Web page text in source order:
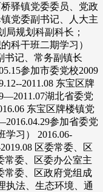
驿镇党委委员、党政
党委副书记、人大主
局规划科副科长；
科干班二期学习）
书记、常务副镇长
参加市委党校2009
2011.08 东宝区牌
湖北省委党
东宝区牌楼镇党
参加省委党
学习） 2016.06-
区委常委、区
常委、区委办公室主
常委、区政府党组成
执法、生态环境、通